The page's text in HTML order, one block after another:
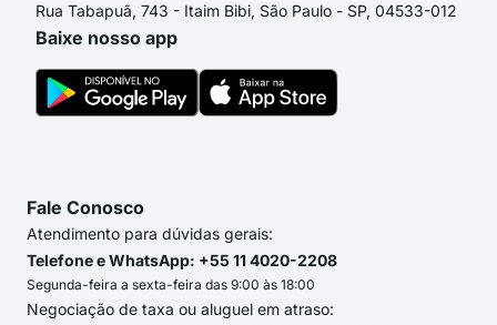
Rua Tabapuã, 743 - Itaim Bibi, São Paulo - SP, 04533-012
Baixe nosso app
Fale Conosco
Atendimento para dúvidas gerais:
Telefone e WhatsApp: +55 11 4020-2208
Segunda-feira a sexta-feira das 9:00 às 18:00
Negociação de taxa ou aluguel em atraso: